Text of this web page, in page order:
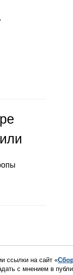
ссылки на сайт «
с мнением в